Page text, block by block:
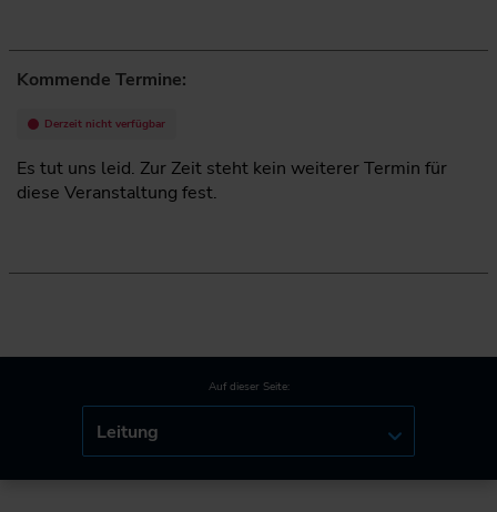
Kommende Termine:
Derzeit nicht verfügbar
Es tut uns leid. Zur Zeit steht kein weiterer Termin für
diese Veranstaltung fest.
Auf dieser Seite:
Leitung